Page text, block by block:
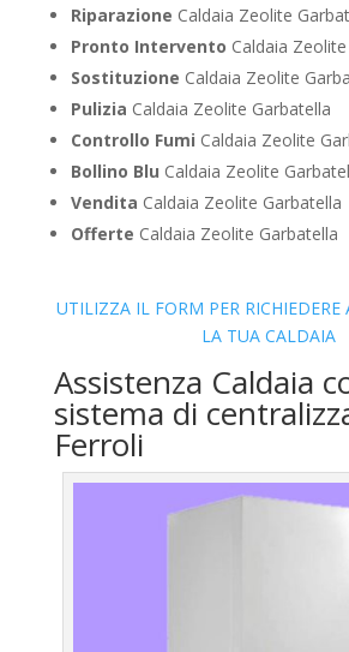
Riparazione Caldaia Zeolite
Pronto Intervento Caldaia
Sostituzione Caldaia Zeolite
Pulizia Caldaia Zeolite Garbatella
Controllo Fumi Caldaia Zeolite
Bollino Blu Caldaia Zeolite
Vendita Caldaia Zeolite Garbatella
Offerte Caldaia Zeolite Garbatella
UTILIZZA IL FORM PER RICHIEDERE
LA TUA CALDAIA
Assistenza Caldaia
sistema di
Ferroli